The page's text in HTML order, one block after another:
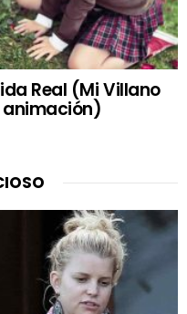
Real (Mi Villano
animación)